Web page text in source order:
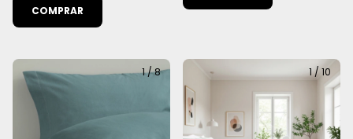
COMPRAR
1/8 1/10